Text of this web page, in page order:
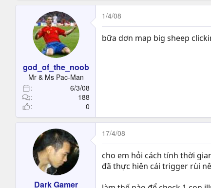
god_of_the_noob
Mr & Ms Pac-Man
6/3/08
188
0
1/4/08
bữa dơn map big sheep
Dark Gamer
17/4/08
cho em hỏi cách tính thời
đã thực hiên cái trigger rùi